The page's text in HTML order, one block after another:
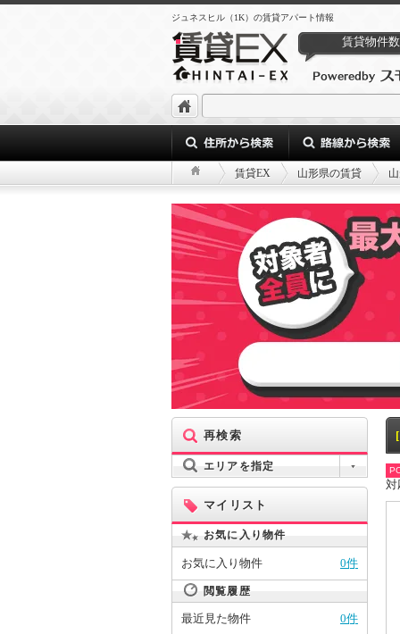
ジュネスヒル（1K）の賃貸アパート情報
賃貸物件数
賃貸EX 山形県の賃貸
再検索
エリアを指定
マイリスト
お気に入り物件
お気に入り物件 0件
閲覧履歴
最近見た物件 0件
対